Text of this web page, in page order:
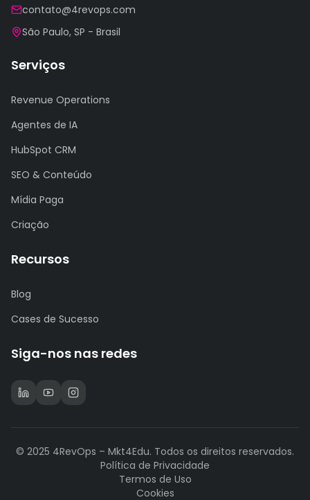
contato@4revops.com
São Paulo, SP - Brasil
Serviços
Revenue Operations
Agentes de IA
HubSpot CRM
SEO & Conteúdo
Mídia Paga
Criação
Recursos
Blog
Cases de Sucesso
Siga-nos nas redes
© 2025 4RevOps – Mkt4Edu. Todos os direitos reservados.
Política de Privacidade
Termos de Uso
Cookies